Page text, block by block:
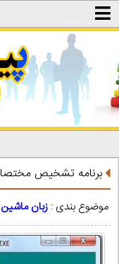
برنامه تشخیص
موضوع بندی : زبان